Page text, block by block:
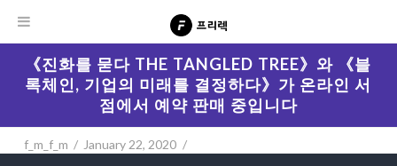
《진화를 묻다 THE TANGLED TREE》와 《블
록체인, 기업의 미래를 결정하다》가 온라인 서
점에서 예약 판매 중입니다
f_m_f_m January 22, 2020